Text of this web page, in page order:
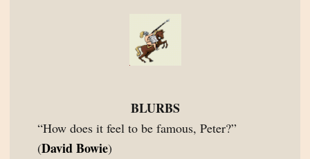
BLURBS
“How does it feel to be famous, Peter?”
(David Bowie)